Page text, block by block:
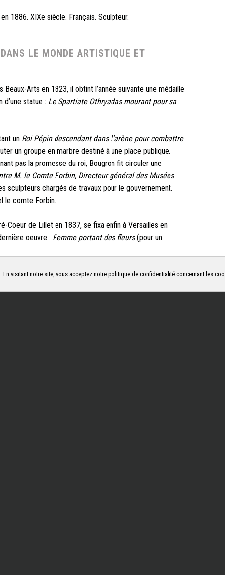
En visitant notre site, vous acceptez notre politique de confidentialité concernant les
1886. XIXe siècle. Français. Sculpteur.
DANS LE MONDE ARTISTIQUE ET
Beaux-Arts en 1823, il obtint l’année suivante une médaille
d’une statue : Le Spartiate Othryadas mourant pour sa
un Roi Pépin descendant dans l’arène pour combattre
un groupe en marbre destiné à une place publique.
pas la promesse du roi, Bougron fit circuler une
M. le Comte Forbin, Directeur général des Musées
sculpteurs chargés de travaux pour le gouvernement.
le comte Forbin.
Coeur de Lillet en 1837, se fixa enfin à Versailles en
oeuvre : Femme portant des fleurs(pour un